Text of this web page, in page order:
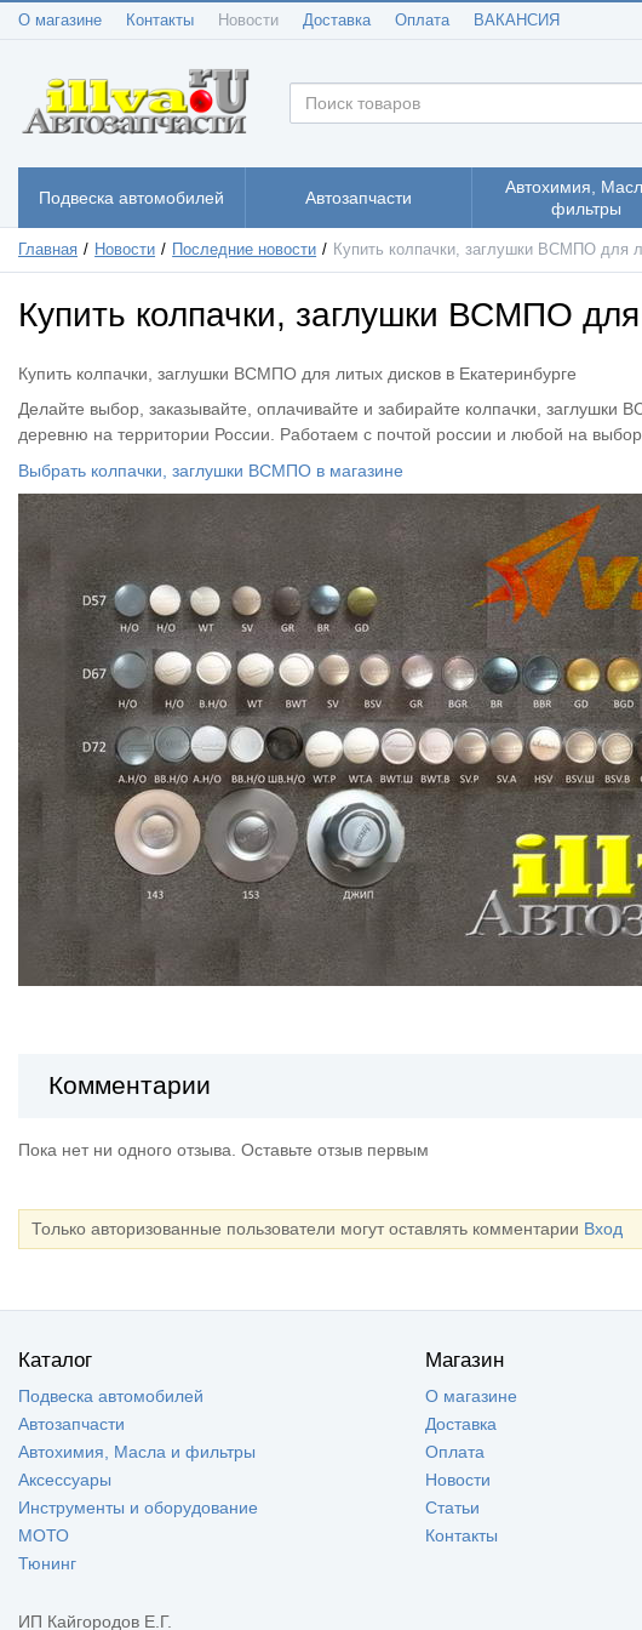
О магазине Контакты Новости Доставка Оплата ВАКАНСИЯ
Подвеска автомобилей Автозапчасти
Автохимия,
фильтры
Главная Новости Последние новости Купить колпачки, заглушки ВСМПО для
Купить колпачки, заглушки ВСМПО
Купить колпачки, заглушки ВСМПО для литых дисков в Екатеринбурге
Делайте выбор, заказывайте, оплачивайте и забирайте колпачки, заглушки
деревню на территории России. Работаем с почтой россии и любой на
Выбрать колпачки, заглушки ВСМПО в магазине
Комментарии
Пока нет ни одного отзыва. Оставьте отзыв первым
Только авторизованные пользователи могут оставлять комментарии Вход
Каталог
Подвеска автомобилей
Автозапчасти
Автохимия, Масла и фильтры
Аксессуары
Инструменты и оборудование
МОТО
Тюнинг
Магазин
О магазине
Доставка
Оплата
Новости
Статьи
Контакты
ИП Кайгородов Е.Г.